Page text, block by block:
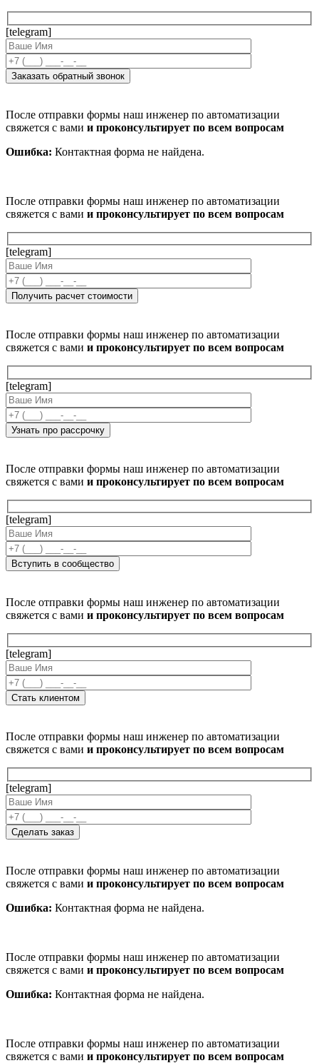
[telegram]
После отправки формы наш инженер по автоматизации
свяжется с вами и проконсультирует по всем вопросам
Ошибка: Контактная форма не найдена.
После отправки формы наш инженер по автоматизации
свяжется с вами и проконсультирует по всем вопросам
[telegram]
После отправки формы наш инженер по автоматизации
свяжется с вами и проконсультирует по всем вопросам
[telegram]
После отправки формы наш инженер по автоматизации
свяжется с вами и проконсультирует по всем вопросам
[telegram]
После отправки формы наш инженер по автоматизации
свяжется с вами и проконсультирует по всем вопросам
[telegram]
После отправки формы наш инженер по автоматизации
свяжется с вами и проконсультирует по всем вопросам
[telegram]
После отправки формы наш инженер по автоматизации
свяжется с вами и проконсультирует по всем вопросам
Ошибка: Контактная форма не найдена.
После отправки формы наш инженер по автоматизации
свяжется с вами и проконсультирует по всем вопросам
Ошибка: Контактная форма не найдена.
После отправки формы наш инженер по автоматизации
свяжется с вами и проконсультирует по всем вопросам